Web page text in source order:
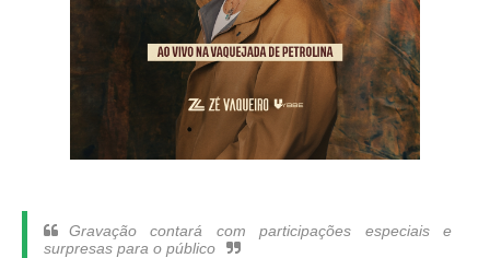
Gravação contará com participações especiais e
surpresas para o público